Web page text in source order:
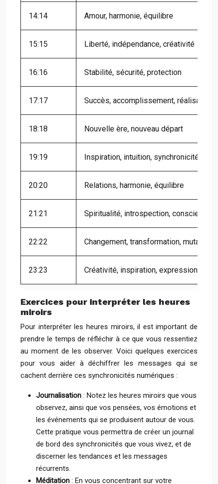
14:14 Amour, harmonie, équilibre
15:15 Liberté, indépendance, créativité
16:16 Stabilité, sécurité, protection
17:17 Succès, accomplissement, réalisation
18:18 Nouvelle ère, nouveau départ
19:19 Inspiration, intuition, synchronicité
20:20 Relations, harmonie, équilibre
21:21 Spiritualité, introspection, conscience
22:22 Changement, transformation, mutation
23:23 Créativité, inspiration, expression
Exercices pour interpréter les heures
miroirs
Pour interpréter les heures miroirs, il est important de
prendre le temps de réfléchir à ce que vous ressentiez
au moment de les observer. Voici quelques exercices
pour vous aider à déchiffrer les messages qui se
cachent derrière ces synchronicités numériques :
Journalisation : Notez les heures miroirs que vous
observez, ainsi que vos pensées, vos émotions et
les événements qui se produisent autour de vous.
Cette pratique vous permettra de créer un journal
de bord des synchronicités que vous vivez, et de
discerner les tendances et les messages
récurrents.
Méditation : En vous concentrant sur votre